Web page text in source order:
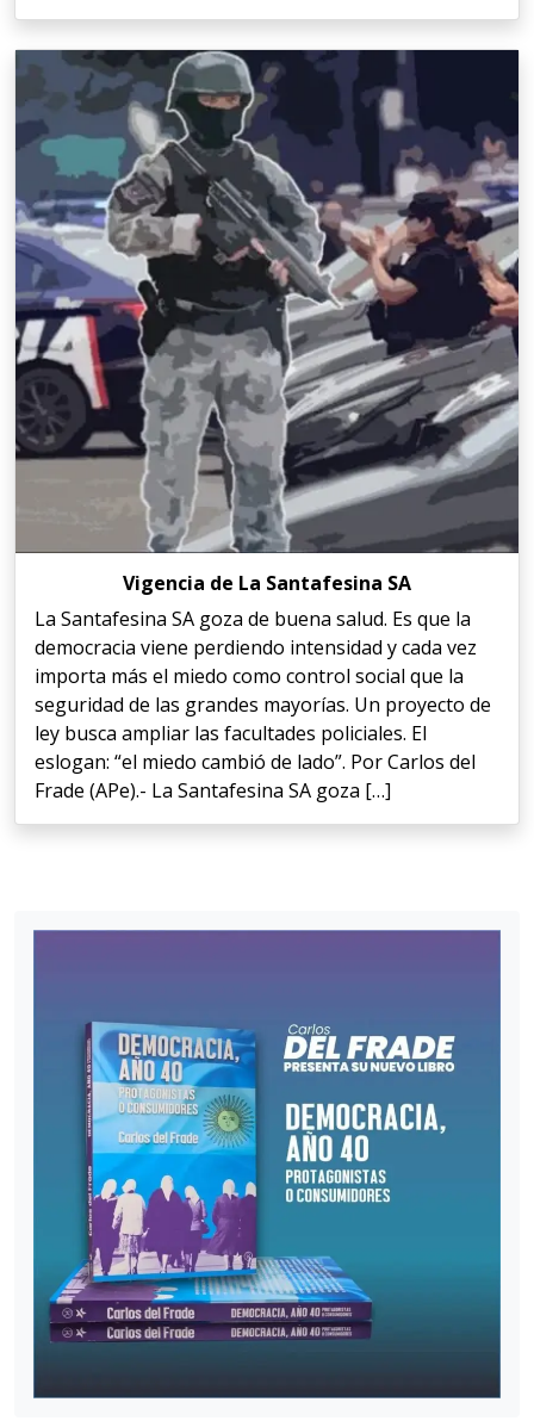
Vigencia de La Santafesina SA
La Santafesina SA goza de buena salud. Es que la
democracia viene perdiendo intensidad y cada vez
importa más el miedo como control social que la
seguridad de las grandes mayorías. Un proyecto de
ley busca ampliar las facultades policiales. El
eslogan: “el miedo cambió de lado”. Por Carlos del
Frade (APe).- La Santafesina SA goza […]